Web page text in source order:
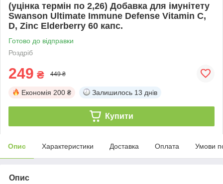
(уцінка термін по 2,26) Добавка для імунітету
Swanson Ultimate Immune Defense Vitamin C,
D, Zinc Elderberry 60 капс.
Готово до відправки
Роздріб
249 ₴ 449 ₴
Економія 200 ₴ Залишилось 13 днів
Купити
Опис Характеристики Доставка Оплата Умови
Опис